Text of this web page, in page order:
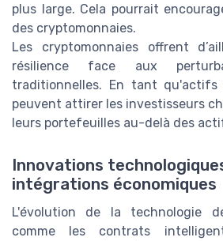
plus large. Cela pourrait
des cryptomonnaies.
Les cryptomonnaies offrent
résilience face aux
traditionnelles. En tant qu'actifs
peuvent attirer les investisseurs
leurs portefeuilles au-delà des
Innovations
intégrations économiques
L'évolution de la technologie
comme les contrats